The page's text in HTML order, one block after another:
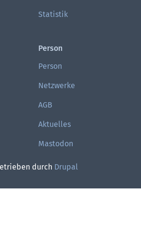
Statistik
Person
Person
Netzwerke
AGB
Aktuelles
Mastodon
durch Drupal